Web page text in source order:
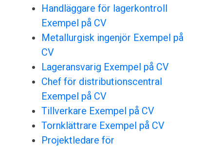
Handläggare för lagerkontroll
Exempel på CV
Metallurgisk ingenjör Exempel på
CV
Lageransvarig Exempel på CV
Chef för distributionscentral
Exempel på CV
Tillverkare Exempel på CV
Tornklättrare Exempel på CV
Projektledare för